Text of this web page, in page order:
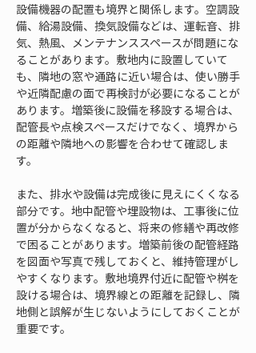
設備機器の配置も境界と関係します。空調設
備、給湯設備、換気設備などは、運転音、排
気、熱風、メンテナンススペースが問題にな
ることがあります。敷地内に設置していて
も、隣地の窓や通路に近い場合は、使い勝手
や近隣配慮の面で再検討が必要になることが
あります。増築後に設備を移設する場合は、
配管長や点検スペースだけでなく、境界から
の距離や隣地への影響を合わせて確認しま
す。
また、排水や設備は完成後に見えにくくなる
部分です。地中配管や埋設物は、工事後に位
置が分からなくなると、将来の修繕や再改修
で困ることがあります。増築前後の配管経路
を図面や写真で残しておくと、維持管理がし
やすくなります。敷地境界付近に配管や桝を
設ける場合は、境界線との距離を記録し、隣
地側と誤解が生じないようにしておくことが
重要です。